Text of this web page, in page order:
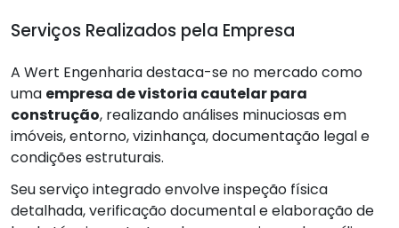
Serviços Realizados pela Empresa
A Wert Engenharia destaca-se no mercado como
uma empresa de vistoria cautelar para
construção, realizando análises minuciosas em
imóveis, entorno, vizinhança, documentação legal e
condições estruturais.
Seu serviço integrado envolve inspeção física
detalhada, verificação documental e elaboração de